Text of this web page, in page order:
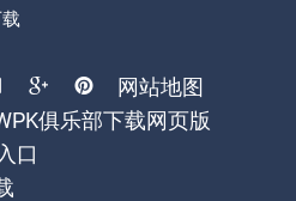
网站地图
俱乐部下载网页版
口